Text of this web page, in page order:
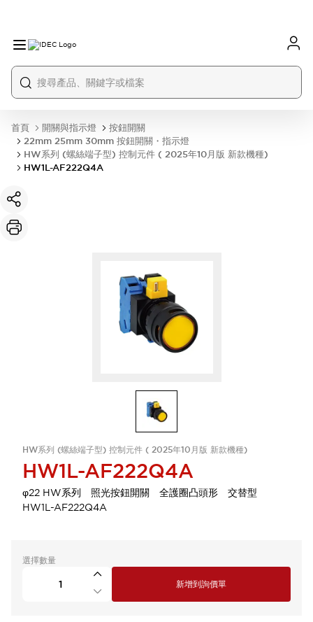
首頁 開關與指示燈
按鈕開關
22mm 25mm 30mm 按鈕開關・指示燈
HW系列 (螺絲端子型) 控制元件 ( 2025年10月版 新款機種)
HW1L-AF222Q4A
HW系列 (螺絲端子型) 控制元件 ( 2025年10月版 新款機種)
HW1L-AF222Q4A
φ22 HW系列 照光按鈕開關 全護圈凸頭形 交替型
HW1L-AF222Q4A
選擇數量
新增到詢價單